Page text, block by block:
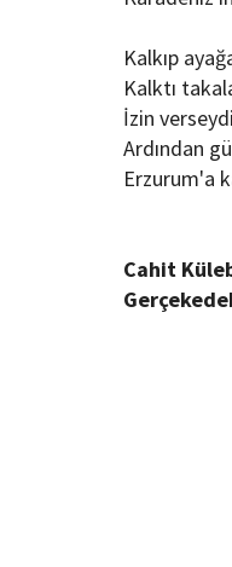
Kalkıp
Kalktı
İzin
Ardından
Erzurum'a
Cahit